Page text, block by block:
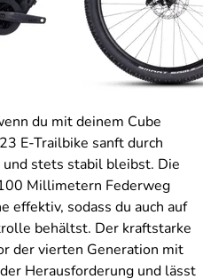
du mit deinem Cube
E-Trailbike sanft durch
stets stabil bleibst. Die
Millimetern Federweg
effektiv, sodass du auch auf
behältst. Der kraftstarke
der vierten Generation mit
Herausforderung und lässt